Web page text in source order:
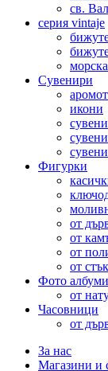
св.
серия vintaje
Сувенири
икони
Фигурки
от
от
от
от
Фото
от
Часовници
от
За нас
Магазини и